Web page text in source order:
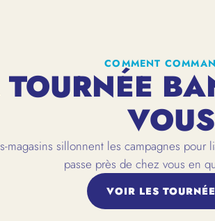
COMMENT
VOUS
magasins sillonnent les campagnes pour
passe près de chez vous en
VOIR LES